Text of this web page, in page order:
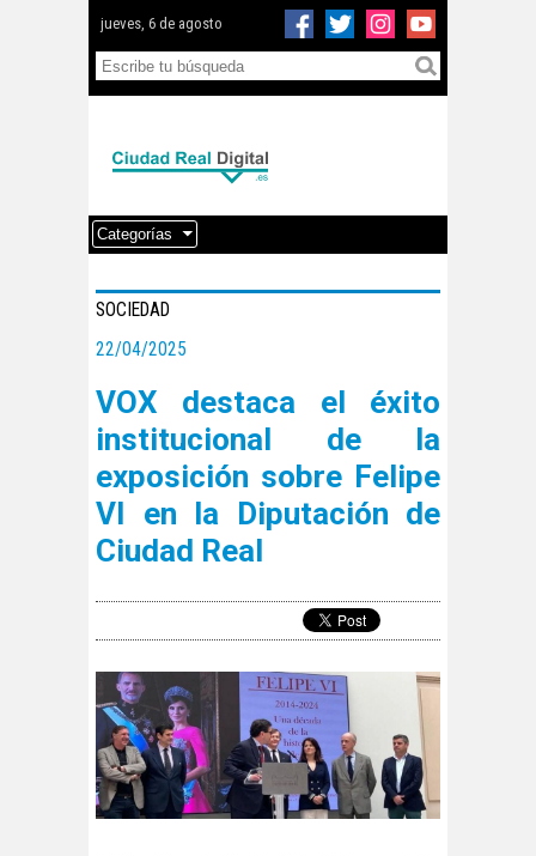
jueves, 6 de agosto
Categorías
SOCIEDAD
22/04/2025
VOX destaca el éxito
institucional de la
exposición sobre Felipe
VI en la Diputación de
Ciudad Real